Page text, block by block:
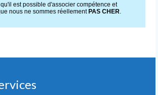
est possible d'associer compétence et
nous ne sommes réellement PAS CHER.